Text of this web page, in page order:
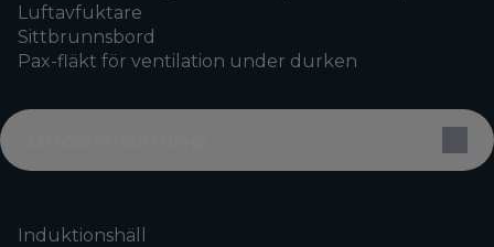
Luftavfuktare
Sittbrunnsbord
Pax-fläkt för ventilation under durken
Induktionshäll